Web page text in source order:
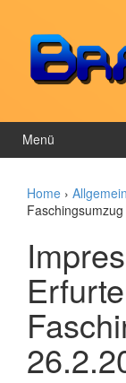
Menü
Home › Allgemein